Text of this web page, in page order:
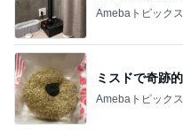
Amebaトピックス
ミスドで奇跡
Amebaトピックス